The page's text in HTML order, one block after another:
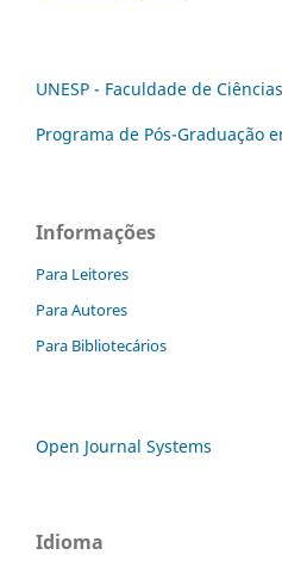
UNESP - Faculdade de
Programa de Pós-Graduação
Informações
Para Leitores
Para Autores
Para Bibliotecários
Open Journal Systems
Idioma